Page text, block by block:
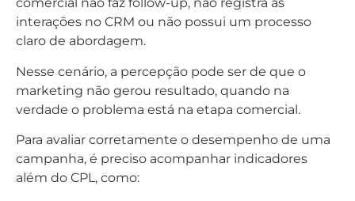
interações no CRM ou não possui um processo
claro de abordagem.
Nesse cenário, a percepção pode ser de que o
marketing não gerou resultado, quando na
verdade o problema está na etapa comercial.
Para avaliar corretamente o desempenho de uma
campanha, é preciso acompanhar indicadores
além do CPL, como: